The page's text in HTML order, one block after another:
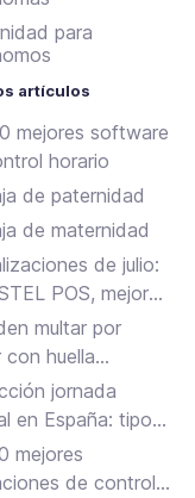
para
artículos
mejores software
horario
de paternidad
de maternidad
de julio:
POS, mejoras
albaranes
y más
multar por
con huella
jornada
en España: tipos,
y cómo
mejores
de control